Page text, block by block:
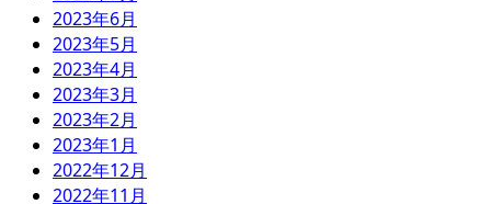
2023年6月
2023年5月
2023年4月
2023年3月
2023年2月
2023年1月
2022年12月
2022年11月